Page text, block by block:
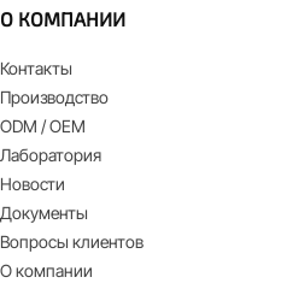
О КОМПАНИИ
Контакты
Производство
ODM / OEM
Лаборатория
Новости
Документы
Вопросы клиентов
О компании